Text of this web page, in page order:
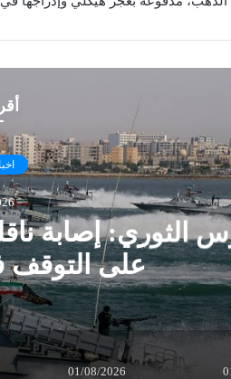
الثوري: إصابة
على
01/08/2026